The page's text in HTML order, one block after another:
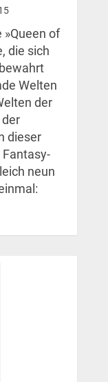
of
die sich
Welten
der
dieser
neun